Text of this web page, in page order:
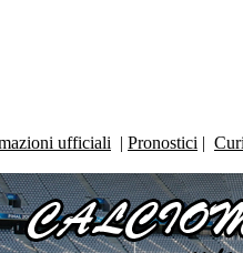
ufficiali | Pronostici |